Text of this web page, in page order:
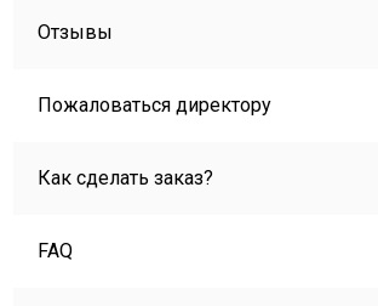
Отзывы
Пожаловаться директору
Как сделать заказ?
FAQ